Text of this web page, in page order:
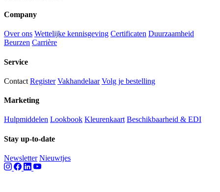
Company
Over ons Wettelijke kennisgeving Certificaten Duurzaamheid
Beurzen Carrière
Service
Contact Register Vakhandelaar Volg je bestelling
Marketing
Hulpmiddelen Lookbook Kleurenkaart Beschikbaarheid & EDI
Stay up-to-date
Newsletter Nieuwtjes